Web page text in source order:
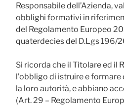
Responsabile dell’Azienda,
obblighi formativi in
del Regolamento Europeo
quaterdecies del D.Lgs 196/
Si ricorda che il Titolare ed il
l’obbligo di istruire e
la loro autorità, e abbiano
(Art. 29 – Regolamento